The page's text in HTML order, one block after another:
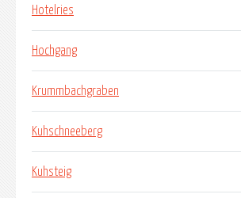
Hotelries
Hochgang
Krummbachgraben
Kuhschneeberg
Kuhsteig